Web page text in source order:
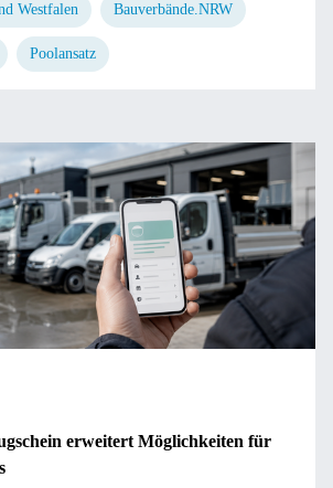
Westfalen Bauverbände.NRW
Poolansatz
erweitert Möglichkeiten für